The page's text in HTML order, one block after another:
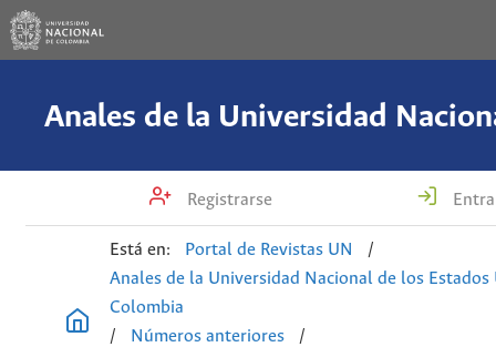
Registrarse
Está en: Portal de Revistas UN
/
Anales de la Universidad Nacional de los Estados
Colombia
/
Números anteriores
/